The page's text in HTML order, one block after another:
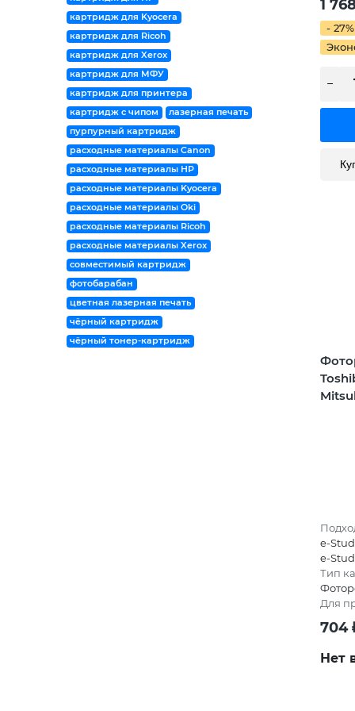
картридж для Kyocera
картридж для Ricoh
картридж для Xerox
картридж для МФУ
картридж для принтера
картридж с чипом
лазерная печать
пурпурный картридж
расходные материалы Canon
расходные материалы HP
расходные материалы Kyocera
расходные материалы Oki
расходные материалы Ricoh
расходные материалы Xerox
совместимый картридж
фотобарабан
цветная лазерная печать
чёрный картридж
чёрный тонер-картридж
1
- 27%
e-
e-
Тип
Для
704
Нет